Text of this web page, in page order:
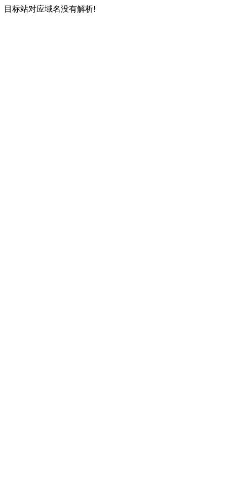
目标站对应域名没有解析!